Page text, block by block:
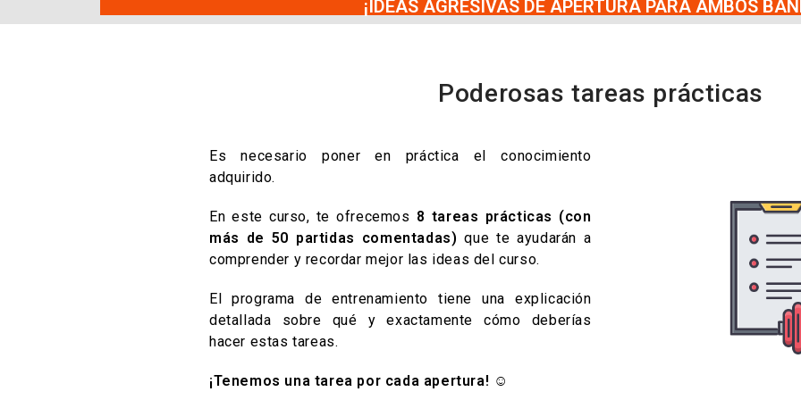
¡IDEAS AGRESIVAS DE APERTURA PARA AMBOS
Poderosas tareas prácticas
Es necesario poner en práctica el conocimiento
adquirido.
En este curso, te ofrecemos 8 tareas prácticas (con
más de 50 partidas comentadas) que te ayudarán a
comprender y recordar mejor las ideas del curso.
El programa de entrenamiento tiene una explicación
detallada sobre qué y exactamente cómo deberías
hacer estas tareas.
¡Tenemos una tarea por cada apertura! ☺